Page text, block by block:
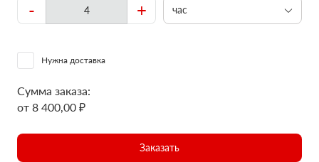
- + час
Нужна доставка
Сумма заказа:
от 8 400,00 ₽
Заказать